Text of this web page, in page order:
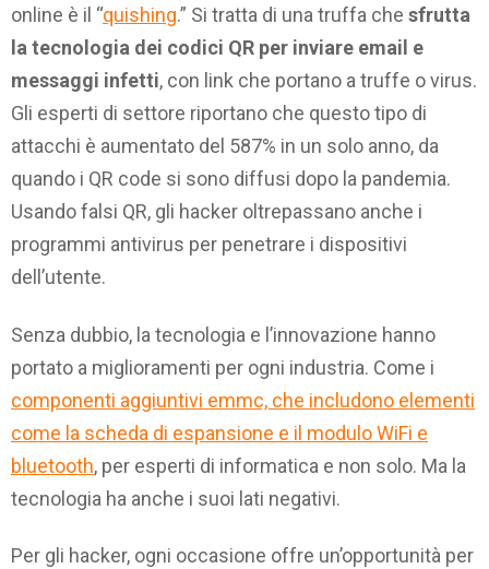
online è il “quishing.” Si tratta di una truffa che sfrutta
la tecnologia dei codici QR per inviare email e
messaggi infetti, con link che portano a truffe o virus.
Gli esperti di settore riportano che questo tipo di
attacchi è aumentato del 587% in un solo anno, da
quando i QR code si sono diffusi dopo la pandemia.
Usando falsi QR, gli hacker oltrepassano anche i
programmi antivirus per penetrare i dispositivi
dell’utente.
Senza dubbio, la tecnologia e l’innovazione hanno
portato a miglioramenti per ogni industria. Come i
componenti aggiuntivi emmc, che includono elementi
come la scheda di espansione e il modulo WiFi e
bluetooth, per esperti di informatica e non solo. Ma la
tecnologia ha anche i suoi lati negativi.
Per gli hacker, ogni occasione offre un’opportunità per